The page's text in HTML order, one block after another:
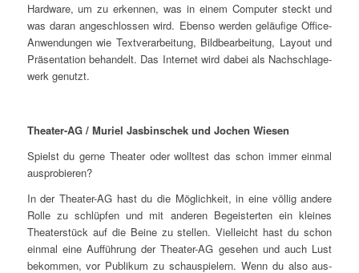
Hard­ware, um zu erken­nen, was in einem Com­pu­ter steckt und
was dar­an ange­schlos­sen wird. Eben­so wer­den geläu­fi­ge Office-
Anwen­dun­gen wie Text­ver­ar­bei­tung, Bild­be­ar­bei­tung, Lay­out und
Prä­sen­ta­ti­on behan­delt. Das Inter­net wird dabei als Nach­schla­ge­
werk genutzt.
Thea­ter-AG / Muri­el Jas­bin­schek und Jochen Wiesen
Spielst du ger­ne Thea­ter oder woll­test das schon immer ein­mal
ausprobieren?
In der Thea­ter-AG hast du die Mög­lich­keit, in eine völ­lig ande­re
Rol­le zu schlüp­fen und mit ande­ren Begeis­ter­ten ein klei­nes
Thea­ter­stück auf die Bei­ne zu stel­len. Viel­leicht hast du schon
ein­mal eine Auf­füh­rung der Thea­ter-AG gese­hen und auch Lust
bekom­men, vor Publi­kum zu schau­spie­lern. Wenn du also aus­